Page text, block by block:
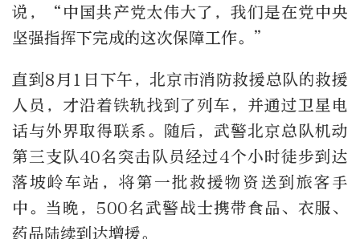
说，“中国共产党太伟大了，我们是在党中央
坚强指挥下完成的这次保障工作。”
直到8月1日下午，北京市消防救援总队的救援
人员，才沿着铁轨找到了列车，并通过卫星电
话与外界取得联系。随后，武警北京总队机动
第三支队40名突击队员经过4个小时徒步到达
落坡岭车站，将第一批救援物资送到旅客手
中。当晚，500名武警战士携带食品、衣服、
药品陆续到达增援。